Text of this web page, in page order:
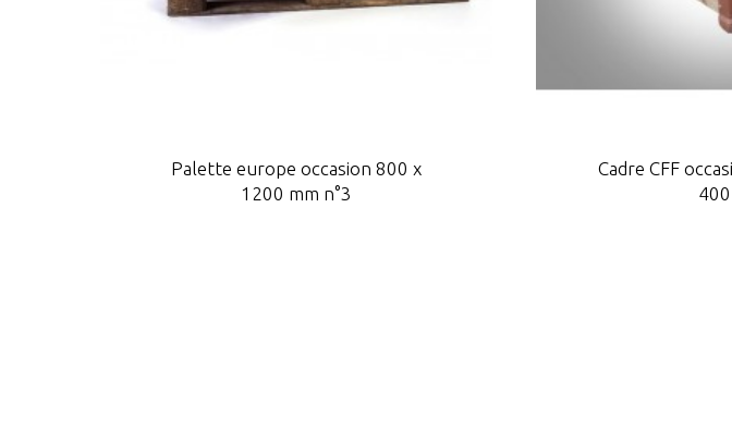
Palette europe occasion 800 x
1200 mm n°3
Cadre CFF